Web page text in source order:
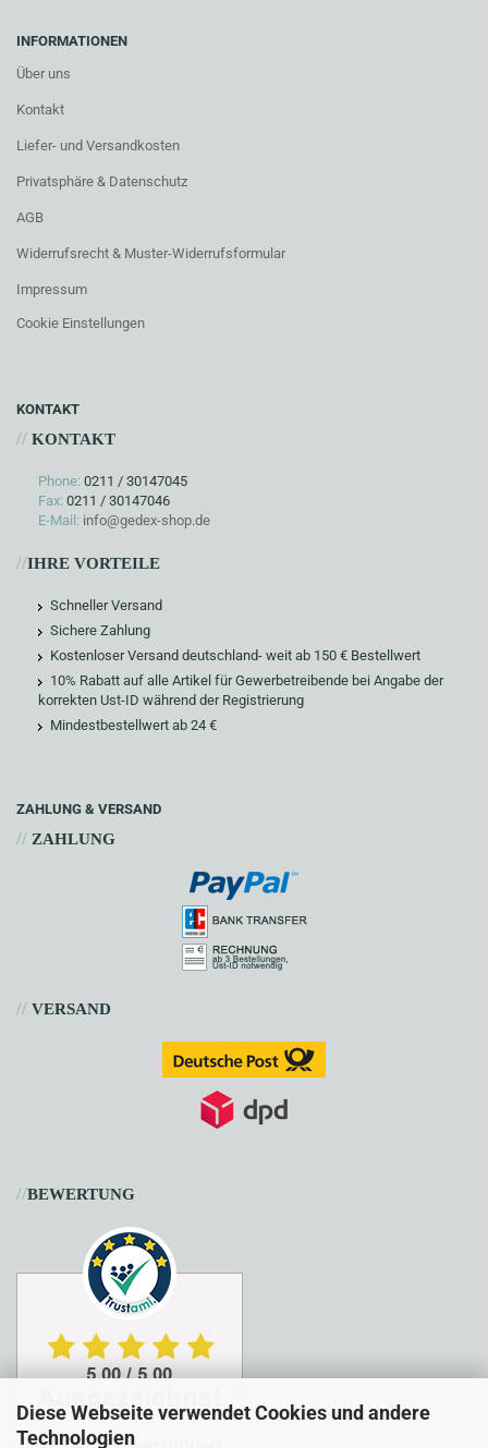
Diese Webseite verwendet Cookies und andere
Technologien
INFORMATIONEN
Über uns
Kontakt
Liefer- und Versandkosten
Privatsphäre & Datenschutz
AGB
Widerrufsrecht & Muster-Widerrufsformular
Impressum
Cookie Einstellungen
KONTAKT
// KONTAKT
Phone: 0211 / 30147045
Fax: 0211 / 30147046
E-Mail: info@gedex-shop.de
//IHRE VORTEILE
Schneller Versand
Sichere Zahlung
Kostenloser Versand deutschland- weit ab 150 € Bestellwert
10% Rabatt auf alle Artikel für Gewerbetreibende bei Angabe der
korrekten Ust-ID während der Registrierung
Mindestbestellwert ab 24 €
ZAHLUNG & VERSAND
// ZAHLUNG
// VERSAND
//BEWERTUNG